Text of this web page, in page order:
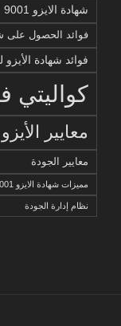
شهادة الايزو 9001
فوائد الحصول على
فوائد شهادة الأيزو
كواليتي
معايير الأيزو
معايير الجودة
مميزات شهادة الايزو 9001
نظام إدارة الجودة